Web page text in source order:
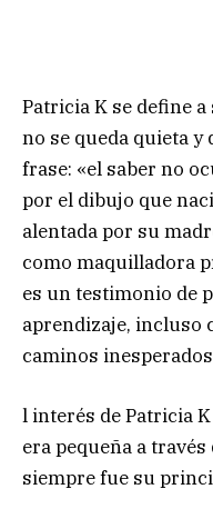
Patricia K se define
no se queda quieta y
frase: «el saber no
por el dibujo que
alentada por su
como maquilladora
es un testimonio de
aprendizaje, incluso
caminos
l interés de Patricia
era pequeña a
siempre fue su